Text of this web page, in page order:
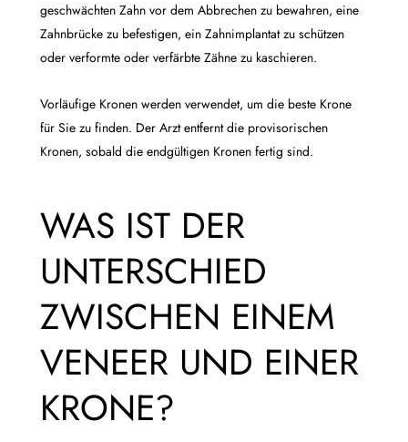
geschwächten Zahn vor dem Abbrechen zu bewahren, eine
Zahnbrücke zu befestigen, ein Zahnimplantat zu schützen
oder verformte oder verfärbte Zähne zu kaschieren.
Vorläufige Kronen werden verwendet, um die beste Krone
für Sie zu finden. Der Arzt entfernt die provisorischen
Kronen, sobald die endgültigen Kronen fertig sind.
WAS IST DER
UNTERSCHIED
ZWISCHEN EINEM
VENEER UND EINER
KRONE?